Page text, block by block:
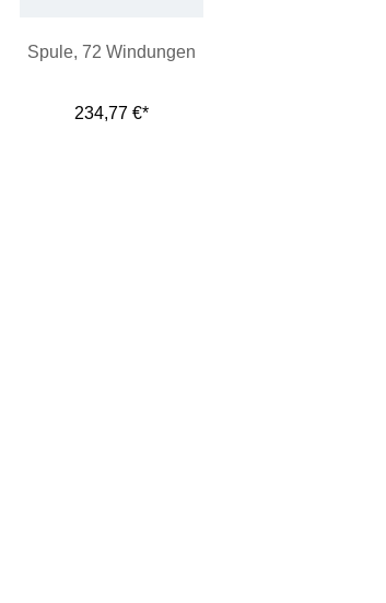
Spule, 72 Windungen
234,77 €*